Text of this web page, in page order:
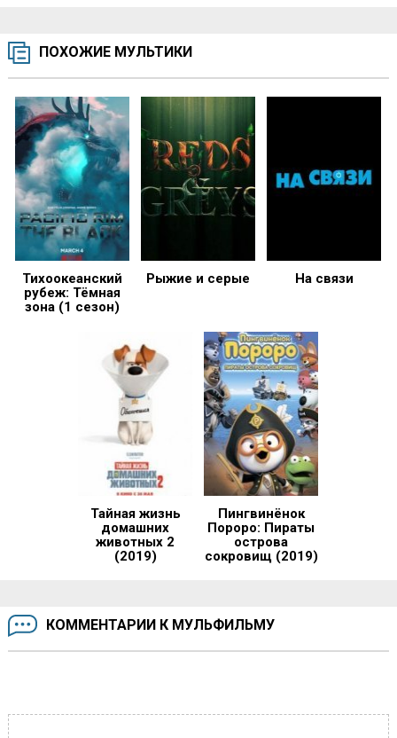
ПОХОЖИЕ МУЛЬТИКИ
Тихоокеанский
рубеж: Тёмная
зона (1 сезон)
Рыжие и серые На связи
Тайная жизнь
домашних
животных 2
(2019)
Пингвинёнок
Пороро: Пираты
острова
сокровищ (2019)
КОММЕНТАРИИ К МУЛЬФИЛЬМУ